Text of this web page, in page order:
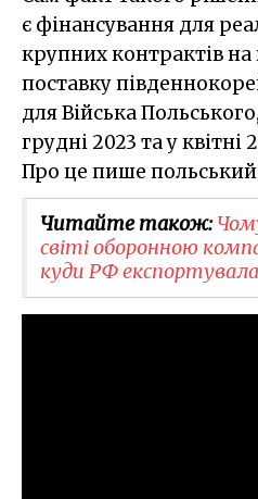
є фінансування для
крупних контрактів
поставку
для Війська
грудні 2023 та у квітні
Про це пише польський
Читайте також:
світі оборонною
куди РФ